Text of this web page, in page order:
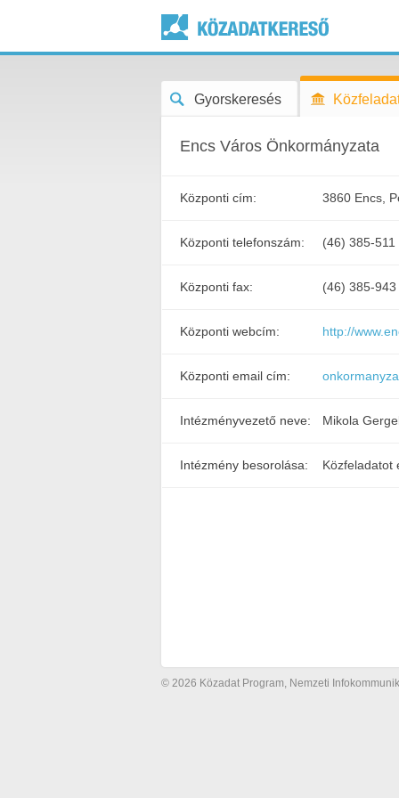
Gyorskeresés
Encs Város Önkormányzata
Központi cím: 3860 Encs,
Központi telefonszám: (46) 385-511
Központi fax: (46) 385-943
Központi webcím: http://
Központi email cím:
Intézményvezető neve: Mikola
Intézmény besorolása: Közfeladatot
© 2026 Közadat Program, Nemzeti